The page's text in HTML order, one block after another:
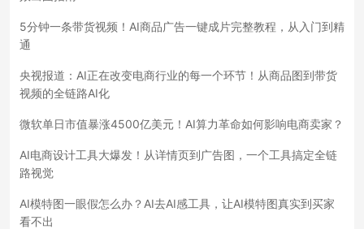
5分钟一条带货视频！AI商品广告一键成片完整教程，从入门到精
通
央视报道：AI正在改变电商行业的每一个环节！从商品图到带货
视频的全链路AI化
微软单日市值暴涨4500亿美元！AI算力革命如何影响电商卖家？
AI电商设计工具大爆发！从详情页到广告图，一个工具搞定全链
路视觉
AI模特图一眼假怎么办？AI去AI感工具，让AI模特图真实到买家
看不出